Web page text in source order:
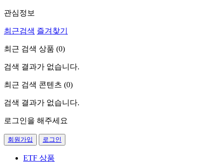
관심정보
최근검색 즐겨찾기
최근 검색 상품 (0)
검색 결과가 없습니다.
최근 검색 콘텐츠 (0)
검색 결과가 없습니다.
로그인을 해주세요
회원가입 로그인
ETF 상품